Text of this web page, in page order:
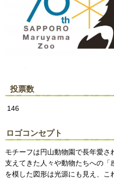
投票数
146
ロゴコンセプト
モチーフは円山動物園で長年愛
支えてきた人々や動物たちへの「
を模した図形は光源にも見え、